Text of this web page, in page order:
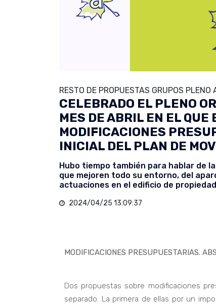
RESTO DE PROPUESTAS GRUPOS
CELEBRADO EL PLENO
MES DE ABRIL EN EL QUE
MODIFICACIONES
INICIAL DEL PLAN DE
Hubo tiempo también para hablar de
que mejoren todo su entorno, del
actuaciones en el edificio de
2024/04/25 13:09:37
MODIFICACIONES PRESUPUESTARIAS.
Dos propuestas sobre modificaciones
separado. La primera de ellas por un